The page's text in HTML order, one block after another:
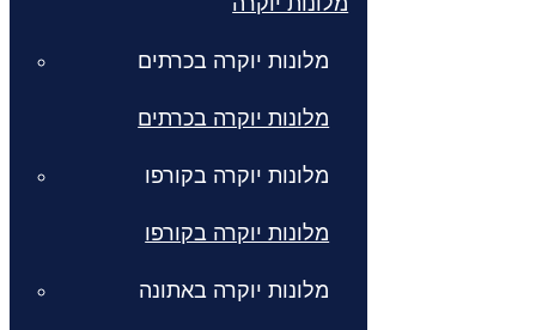
מלונות יוקרה בכרתים
מלונות יוקרה בכרתים
מלונות יוקרה בקורפו
מלונות יוקרה בקורפו
מלונות יוקרה באתונה